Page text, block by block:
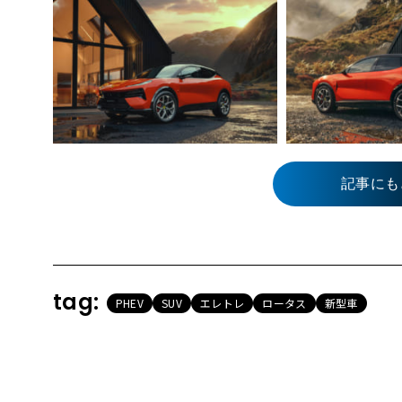
記事に
tag: PHEV SUV エレトレ ロータス 新型車